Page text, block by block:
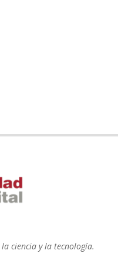
ciencia y la tecnología.